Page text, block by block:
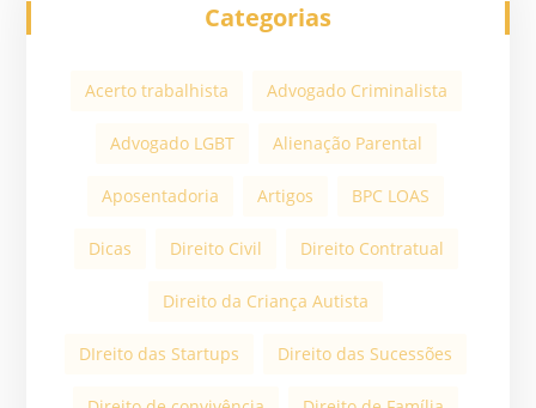
Categorias
Acerto trabalhista Advogado Criminalista
Advogado LGBT Alienação Parental
Aposentadoria Artigos BPC LOAS
Dicas Direito Civil Direito Contratual
Direito da Criança Autista
DIreito das Startups Direito das Sucessões